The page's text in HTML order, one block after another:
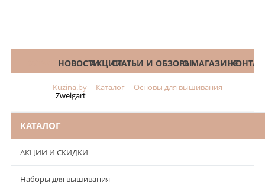
КАТАЛОГНОВОСТИАКЦИИСТАТЬИ И ОБЗОРЫО МАГАЗИНЕ
Kuzina.by Каталог Основы для вышивания
Zweigart
КАТАЛОГ
АКЦИИ И СКИДКИ
Наборы для вышивания